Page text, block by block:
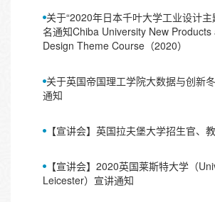
关于“2020年日本千叶大学工业设计主
名通知Chiba University New
Design Theme Course（2020）
关于英国帝国理工学院大数据与创新
通知
【宣讲会】英国拉夫堡大学招生官、
【宣讲会】2020英国莱斯特大学（
Leicester）宣讲通知